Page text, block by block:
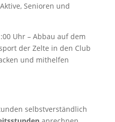
Senioren und
Uhr – Abbau auf dem
der Zelte in den Club
und mithelfen
selbstverständlich